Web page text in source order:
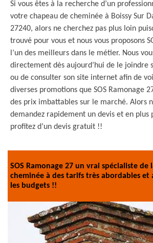
Si vous êtes à la recherche d’un
votre chapeau de cheminée à Boissy Sur
27240, alors ne cherchez pas plus loin
trouvé pour vous et nous vous proposons
l’un des meilleurs dans le métier. Nous
directement dès aujourd’hui de le joindre
ou de consulter son site internet afin de
diverses promotions que SOS Ramonage
des prix imbattables sur le marché. Alors
demandez rapidement un devis et en plus
profitez d’un devis gratuit !!
SOS Ramonage 27 un vrai spécialiste
cheminée à des tarifs très abordables et
les budgets !!